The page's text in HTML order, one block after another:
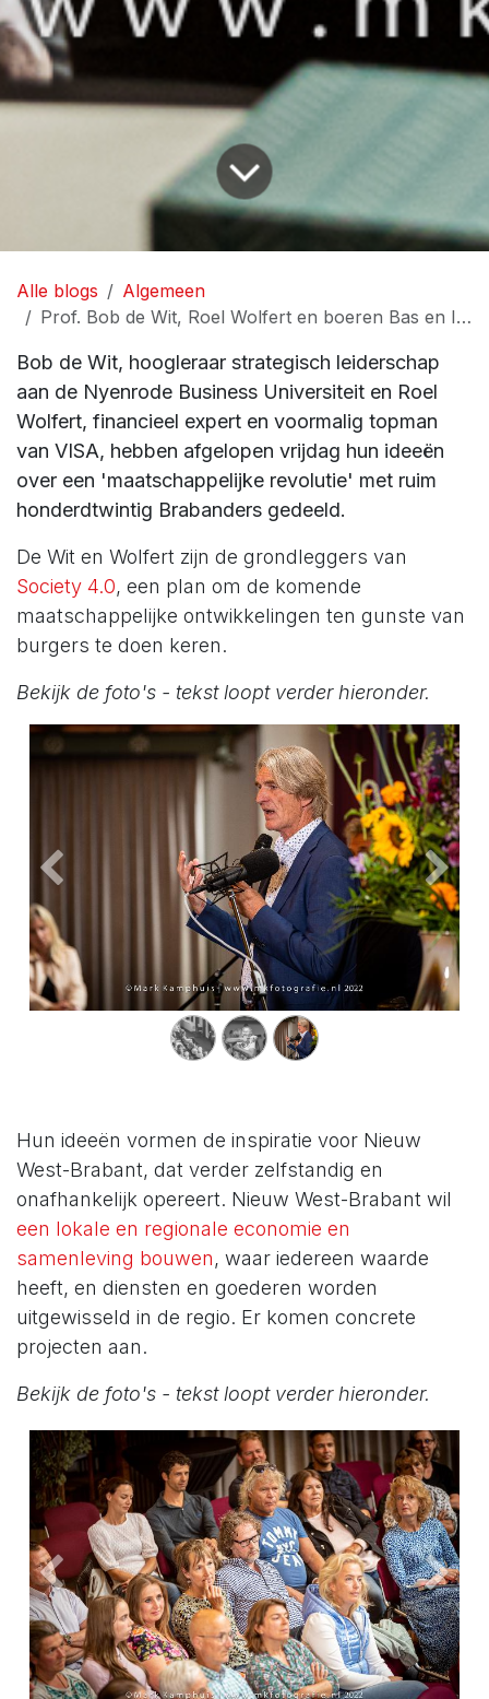
Alle blogs
Algemeen
Prof. Bob de Wit, Roel Wolfert en boeren Bas en Ivar
Bob de Wit, hoogleraar strategisch leiderschap
aan de Nyenrode Business Universiteit en Roel
Wolfert, financieel expert en voormalig topman
van VISA, hebben afgelopen vrijdag hun ideeën
over een 'maatschappelijke revolutie' met ruim
honderdtwintig Brabanders gedeeld.
De Wit en Wolfert zijn de grondleggers van
Society 4.0, een plan om de komende
maatschappelijke ontwikkelingen ten gunste van
burgers te doen keren.
Bekijk de foto's - tekst loopt verder hieronder.
Vorige
Hun ideeën vormen de inspiratie voor Nieuw
West-Brabant, dat verder zelfstandig en
onafhankelijk opereert. Nieuw West-Brabant wil
een lokale en regionale economie en
samenleving bouwen, waar iedereen waarde
heeft, en diensten en goederen worden
uitgewisseld in de regio. Er komen concrete
projecten aan.
Bekijk de foto's - tekst loopt verder hieronder.
Vorige